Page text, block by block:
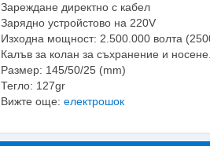
Зареждане директно с кабел
Зарядно устройстово на 220V
Изходна мощност: 2.500.000 волта
Калъв за колан за съхранение и носене.
Размер: 145/50/25 (mm)
Тегло: 127gr
Вижте още: електрошок